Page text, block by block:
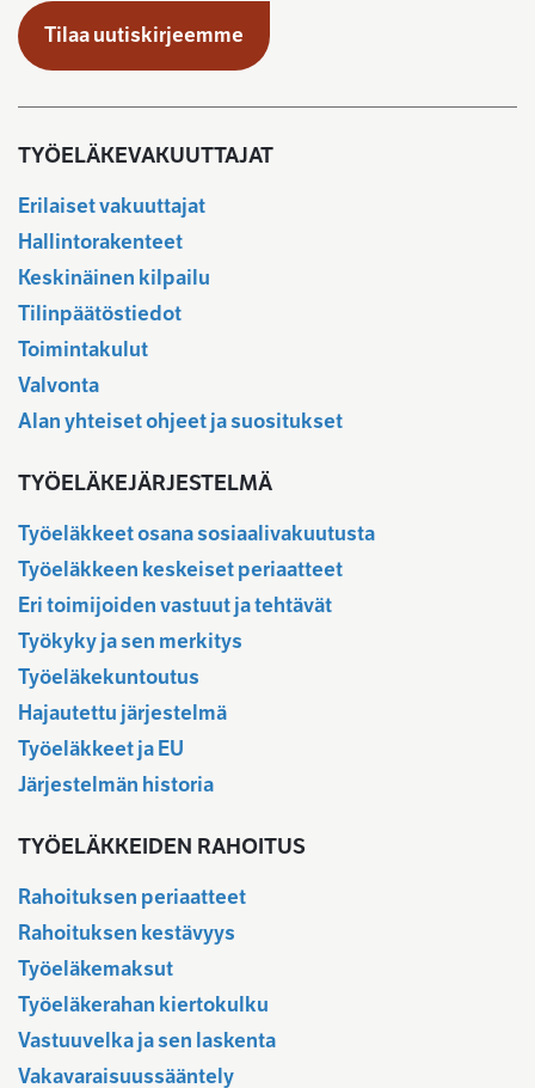
Tilaa uutiskirjeemme
TYÖELÄKEVAKUUTTAJAT
Erilaiset vakuuttajat
Hallintorakenteet
Keskinäinen kilpailu
Tilinpäätöstiedot
Toimintakulut
Valvonta
Alan yhteiset ohjeet ja suositukset
TYÖELÄKEJÄRJESTELMÄ
Työeläkkeet osana sosiaalivakuutusta
Työeläkkeen keskeiset periaatteet
Eri toimijoiden vastuut ja tehtävät
Työkyky ja sen merkitys
Työeläkekuntoutus
Hajautettu järjestelmä
Työeläkkeet ja EU
Järjestelmän historia
TYÖELÄKKEIDEN RAHOITUS
Rahoituksen periaatteet
Rahoituksen kestävyys
Työeläkemaksut
Työeläkerahan kiertokulku
Vastuuvelka ja sen laskenta
Vakavaraisuussääntely